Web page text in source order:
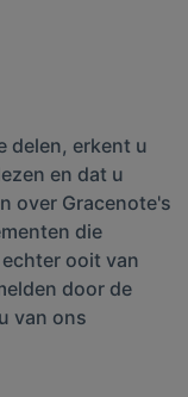
delen, erkent u
en dat u
over Gracenote's
die
ooit van
door de
van ons